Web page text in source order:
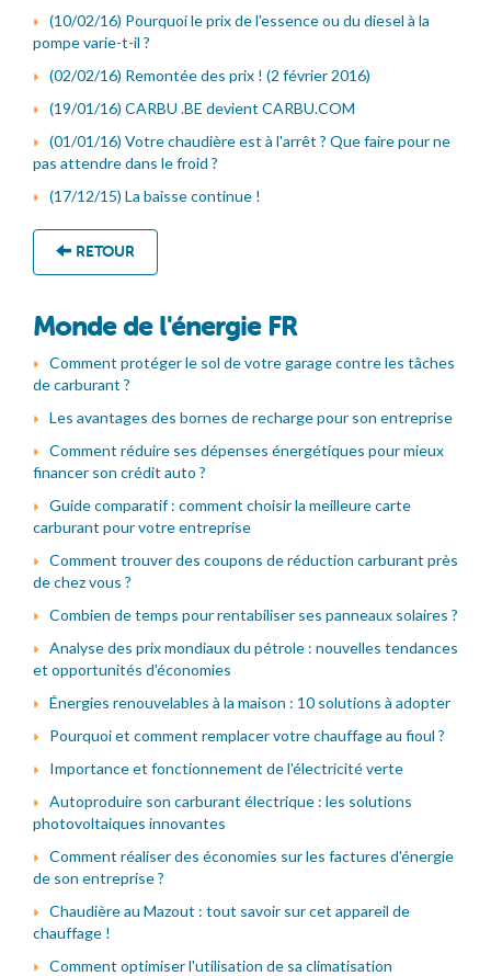
(10/02/16) Pourquoi le prix de l'essence ou du diesel à la
pompe varie-t-il ?
(02/02/16) Remontée des prix ! (2 février 2016)
(19/01/16) CARBU .BE devient CARBU.COM
(01/01/16) Votre chaudière est à l'arrêt ? Que faire pour ne
pas attendre dans le froid ?
(17/12/15) La baisse continue !
RETOUR
Monde de l'énergie FR
Comment protéger le sol de votre garage contre les tâches
de carburant ?
Les avantages des bornes de recharge pour son entreprise
Comment réduire ses dépenses énergétiques pour mieux
financer son crédit auto ?
Guide comparatif : comment choisir la meilleure carte
carburant pour votre entreprise
Comment trouver des coupons de réduction carburant près
de chez vous ?
Combien de temps pour rentabiliser ses panneaux solaires ?
Analyse des prix mondiaux du pétrole : nouvelles tendances
et opportunités d'économies
Énergies renouvelables à la maison : 10 solutions à adopter
Pourquoi et comment remplacer votre chauffage au fioul ?
Importance et fonctionnement de l'électricité verte
Autoproduire son carburant électrique : les solutions
photovoltaiques innovantes
Comment réaliser des économies sur les factures d'énergie
de son entreprise ?
Chaudière au Mazout : tout savoir sur cet appareil de
chauffage !
Comment optimiser l'utilisation de sa climatisation